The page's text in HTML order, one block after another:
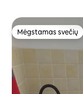
Mėgstamas svečių
Mėgstamas svečių